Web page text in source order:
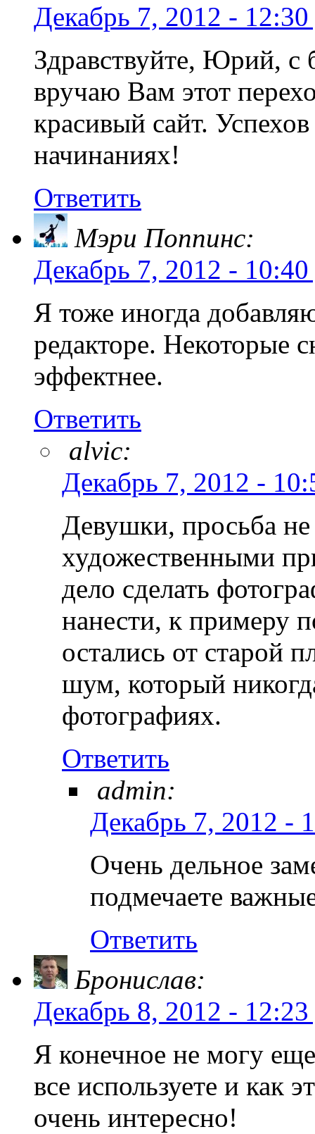
Декабрь 7, 2012 -
Здравствуйте, Юрий, с
вручаю Вам этот
красивый сайт.
начинаниях!
Ответить
Мэри Поппинс:
Декабрь 7, 2012 -
Я тоже иногда
редакторе. Некоторые
эффектнее.
Ответить
alvic:
Декабрь 7, 2012 -
Девушки, просьба
художественными
дело сделать
нанести, к примеру
остались от старой
шум, который
фотографиях.
Ответить
admin:
Декабрь 7, 2012 -
Очень дельное
подмечаете
Ответить
Бронислав:
Декабрь 8, 2012 -
Я конечное не могу
все используете и как
очень интересно!